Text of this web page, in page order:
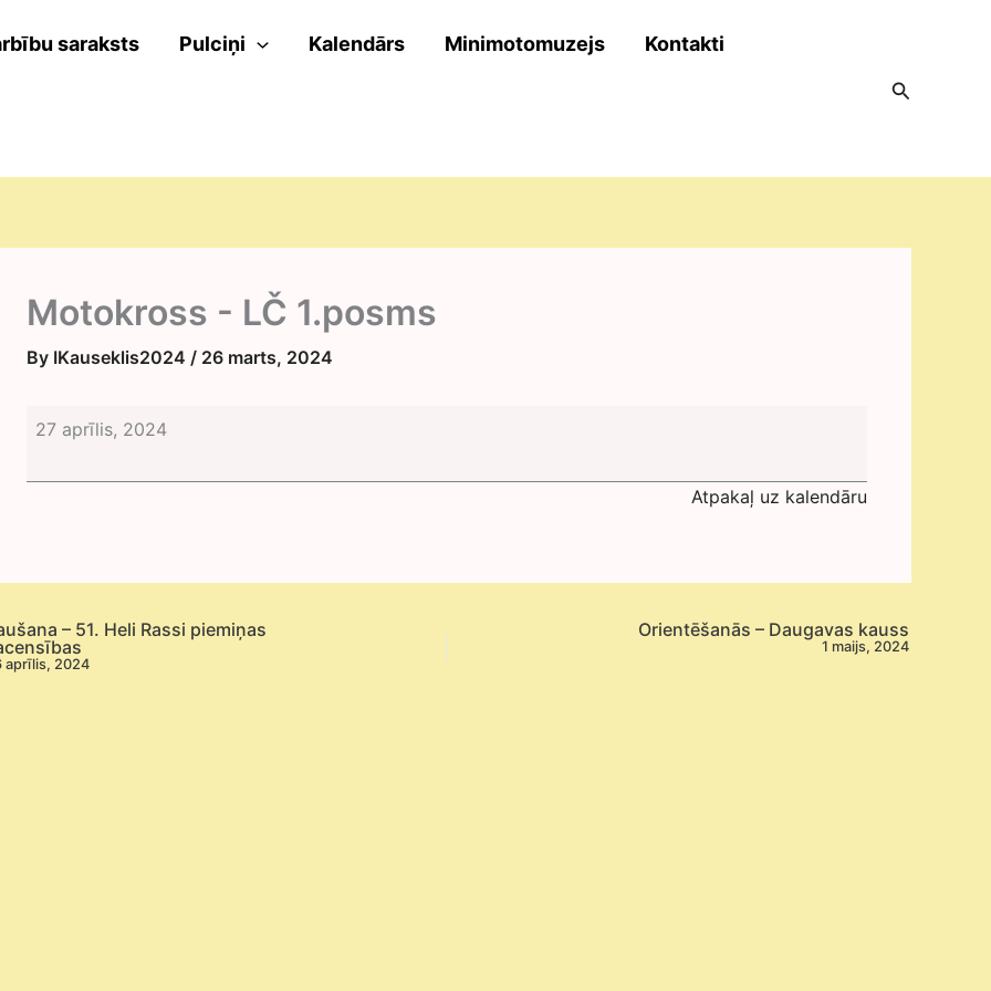
saraksts Pulciņi Kalendārs Minimotomuzejs Kontakti
Search
Motokross - LČ 1.posms
By IKauseklis2024 / 26 marts, 2024
Motokross
LČ
27 aprīlis, 2024
Atpakaļ uz kalendāru
– 51. Heli Rassi piemiņas
aprīlis, 2024
Orientēšanās – Daugavas kauss
1 maijs, 2024